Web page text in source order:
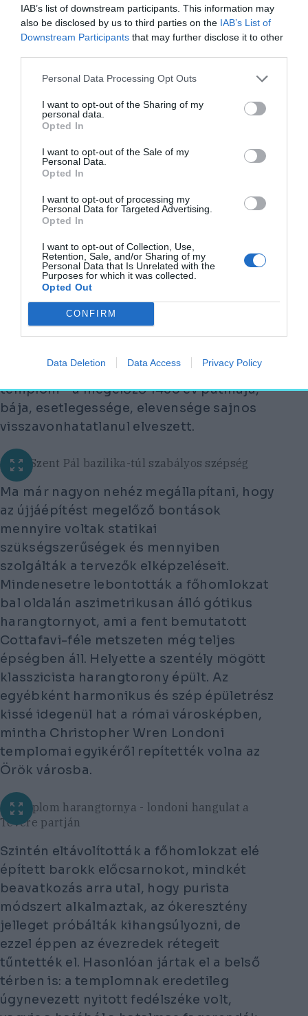
IAB’s list of downstream participants. This information may
also be disclosed by us to third parties on the IAB’s List of
Downstream Participants that may further disclose it to other
Personal Data Processing Opt Outs
I want to opt-out of the Sharing of my
personal data.
Opted In
I want to opt-out of the Sale of my
Personal Data.
Opted In
I want to opt-out of processing my
Personal Data for Targeted Advertising.
Opted In
I want to opt-out of Collection, Use,
Retention, Sale, and/or Sharing of my
Personal Data that Is Unrelated with the
Purposes for which it was collected.
Opted Out
CONFIRM
Data Deletion Data Access Privacy Policy
oromfalat, ideiglenes tető került a
szentély fölé, és külön helyezték el a
megmaradt, még menthető oszlopokat:
Gaetano Cottafavi képe a stabilizálási munkákról
Az újjáépítést természetesen a pápai
állam vezető építészeiből álló team
vezette. Giuseppe Valadier az itáliai
klasszicizmus vezető alakja fogta össze a
Belli és Luigi Poletti dolgozta ki. S bár a
templomépítők szándéka nemes volt, és a
munka is magas színvonalon és gyorsan
elkészült, mégis elkövették a 19. századi
műemlékhelyreállítások szinte összes
hibáját: az 1840-ben, már XVI. Gergely
pápa által újraszentelt bazilika pontosan
úgy néz ki, mint egy 1840-ben elkészült
nagyjából egységes, "élre vasalt"
templom - a megelőző 1435 év patinája,
bája, esetlegessége, elevensége sajnos
visszavonhatatlanul elveszett.
Az új Szent Pál bazilika-túl szabályos szépség
Ma már nagyon nehéz megállapítani, hogy
az újjáépítést megelőző bontások
mennyire voltak statikai
szükségszerűségek és mennyiben
szolgálták a tervezők elképzeléseit.
Mindenesetre lebontották a főhomlokzat
bal oldalán aszimetrikusan álló gótikus
harangtornyot, ami a fent bemutatott
Cottafavi-féle metszeten még teljes
épségben áll. Helyette a szentély mögött
klasszicista harangtorony épült. Az
egyébként harmonikus és szép épületrész
kissé idegenül hat a római városképben,
mintha Christopher Wren Londoni
templomai egyikéről repítették volna az
Örök városba.
A templom harangtornya - londoni hangulat a
Tevere partján
Szintén eltávolították a főhomlokzat elé
épített barokk előcsarnokot, mindkét
beavatkozás arra utal, hogy purista
módszert alkalmaztak, az ókeresztény
jelleget próbálták kihangsúlyozni, de
ezzel éppen az évezredek rétegeit
tűntették el. Hasonlóan jártak el a belső
térben is: a templomnak eredetileg
úgynevezett nyitott fedélszéke volt,